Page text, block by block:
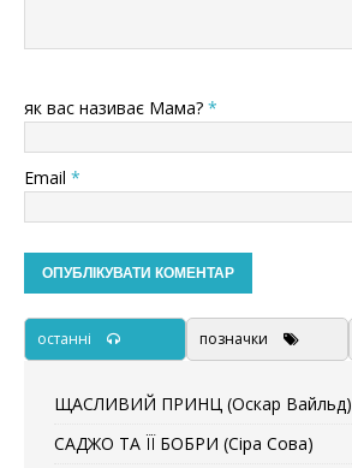
як вас називає Мама? *
Email *
останні позначки
ЩАСЛИВИЙ ПРИНЦ (Оскар Вайльд)
САДЖО ТА ЇЇ БОБРИ (Сіра Сова)